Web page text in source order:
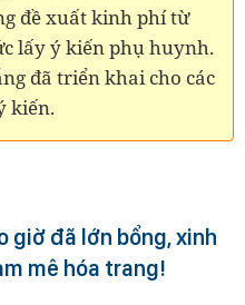
đề xuất kinh phí từ
lấy ý kiến phụ huynh.
đã triển khai cho các
kiến.
giờ đã lớn bổng, xinh
mê hóa trang!